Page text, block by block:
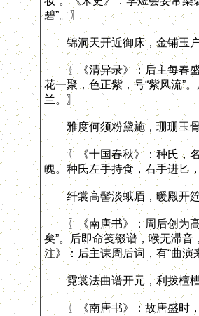
碧”。〗
锦洞天开近御床，金铺玉户
〖《清异录》：后主每春盛
花一聚，色正紫，号“紫风流”
兰。〗
雅度何须粉黛施，珊珊玉骨
〖《十国春秋》：种氏，名
魄。种氏左手持食，右手进匕
纤裳高髻淡蛾眉，暖殿开筵
〖《南唐书》：周后创为高
矣”。后即命笺缀谱，喉无滞音
注》：后主诔周后词，有“曲演
霓裳法曲谱开元，利拨檀槽
〖《南唐书》：故唐盛时，